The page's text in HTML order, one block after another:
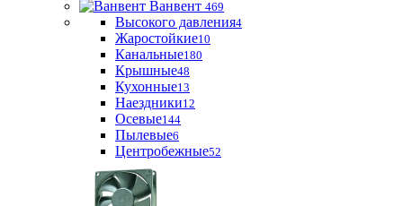
Ванвент 469
Высокого давления4
Жаростойкие10
Канальные180
Крышные48
Кухонные13
Наездники12
Осевые144
Пылевые6
Центробежные52